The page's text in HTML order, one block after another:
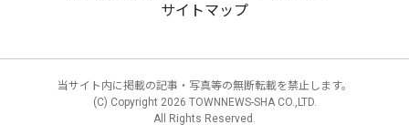
サイトマップ
当サイト内に掲載の記事・写真等の無断転載を禁止します。
(C) Copyright 2026 TOWNNEWS-SHA CO.,LTD.
All Rights Reserved.